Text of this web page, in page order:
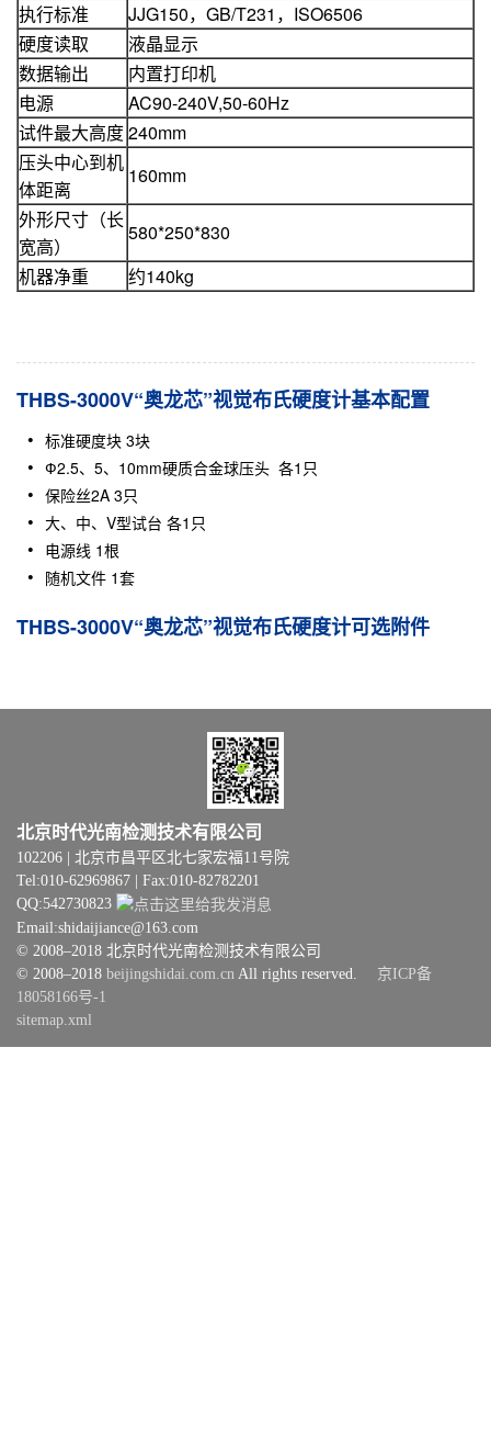
执行标准
JJG150，GB/T231，ISO6506
硬度读取
液晶显示
数据输出
内置打印机
电源
AC90-240V,50-60Hz
试件最大高度240mm
压头中心到机
体距离
160mm
外形尺寸（长
宽高）
580*250*830
机器净重
约140kg
THBS-3000V“奥龙芯”视觉布氏硬度计基本配置
标准硬度块 3块
Ф2.5、5、10mm硬质合金球压头 各1只
保险丝2A 3只
大、中、V型试台 各1只
电源线 1根
随机文件 1套
THBS-3000V“奥龙芯”视觉布氏硬度计可选附件
北京时代光南检测技术有限公司
102206 | 北京市昌平区北七家宏福11号院
Tel:010-62969867 | Fax:010-82782201
QQ:542730823
Email:shidaijiance@163.com
© 2008–2018 北京时代光南检测技术有限公司
© 2008–2018 beijingshidai.com.cn All rights reserved. 京ICP备
18058166号-1
sitemap.xml